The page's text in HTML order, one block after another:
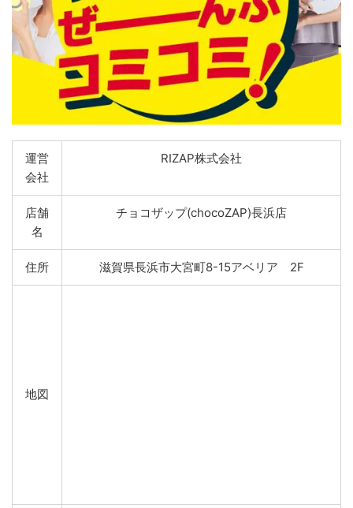
運営
会社
RIZAP株式会社
店舗
名
チョコザップ(chocoZAP)長浜店
住所 滋賀県長浜市大宮町8-15アベリア 2F
地図